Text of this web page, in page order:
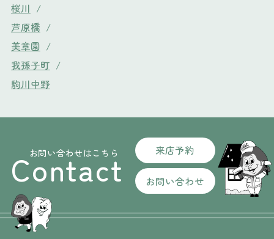
桜川 /
芦原橋 /
美章園 /
我孫子町 /
駒川中野
お問い合わせはこちら
Contact 来店予約
お問い合わせ